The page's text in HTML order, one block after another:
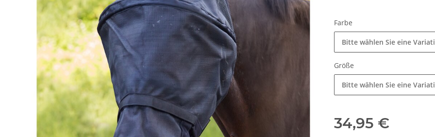
Farbe
Bitte wählen Sie eine
Größe
Bitte wählen Sie eine
34,95 €